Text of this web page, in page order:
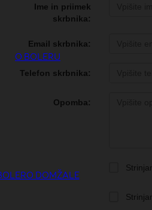
O BOLERU
DOMŽALE